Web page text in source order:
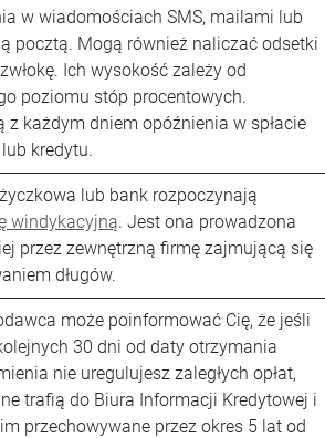
w wiadomościach SMS, mailami lub
pocztą. Mogą również naliczać odsetki
Ich wysokość zależy od
poziomu stóp procentowych.
z każdym dniem opóźnienia w spłacie
kredytu.
lub bank rozpoczynają
windykacyjną. Jest ona prowadzona
przez zewnętrzną firmę zajmującą się
długów.
może poinformować Cię, że jeśli
30 dni od daty otrzymania
nie uregulujesz zaległych opłat,
trafią do Biura Informacji Kredytowej i
przechowywane przez okres 5 lat od